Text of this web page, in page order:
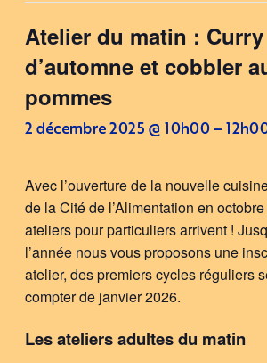
Atelier du matin : Curry
d’automne et cobbler
pommes
2 décembre 2025 @ 10h00 –
Avec l’ouverture de la nouvelle
de la Cité de l’Alimentation en
ateliers pour particuliers arrivent !
l’année nous vous proposons une
atelier, des premiers cycles réguliers
compter de janvier 2026.
Les ateliers adultes du matin